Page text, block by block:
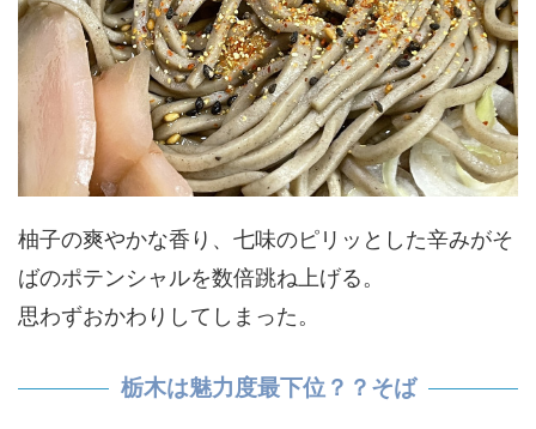
柚子の爽やかな香り、七味のピリッとした辛みがそ
ばのポテンシャルを数倍跳ね上げる。
思わずおかわりしてしまった。
栃木は魅力度最下位？？そば